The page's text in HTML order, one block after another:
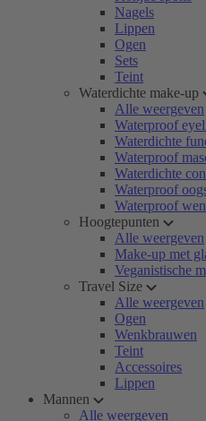
Nagels
Lippen
Ogen
Sets
Teint
Waterdichte make-up
Alle weergeven
Waterproof
Waterdichte
Waterproof
Waterdichte
Waterproof
Waterproof
Hoogtepunten
Alle weergeven
Make-up met
Veganistische
Travel Size
Alle weergeven
Ogen
Wenkbrauwen
Teint
Accessoires
Lippen
Mannen
Alle weergeven